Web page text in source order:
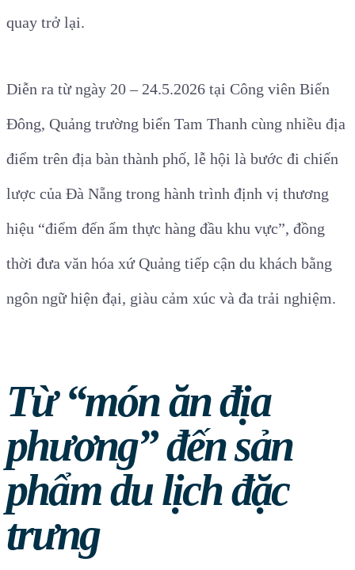
quay trở lại.
Diễn ra từ ngày 20 – 24.5.2026 tại Công viên Biển
Đông, Quảng trường biển Tam Thanh cùng nhiều địa
điểm trên địa bàn thành phố, lễ hội là bước đi chiến
lược của Đà Nẵng trong hành trình định vị thương
hiệu “điểm đến ẩm thực hàng đầu khu vực”, đồng
thời đưa văn hóa xứ Quảng tiếp cận du khách bằng
ngôn ngữ hiện đại, giàu cảm xúc và đa trải nghiệm.
Từ “món ăn địa
phương” đến sản
phẩm du lịch đặc
trưng